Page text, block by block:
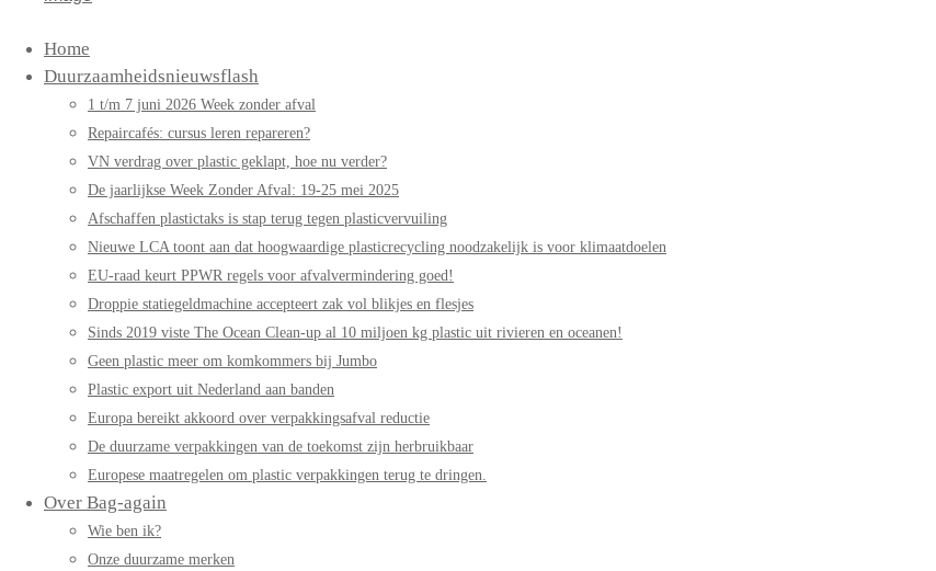
again
Primary
Menu
Home
Duurzaamheidsnieuwsflash
1 t/m 7 juni 2026 Week zonder afval
Repaircafés: cursus leren repareren?
VN verdrag over plastic geklapt, hoe nu verder?
De jaarlijkse Week Zonder Afval: 19-25 mei 2025
Afschaffen plastictaks is stap terug tegen plasticvervuiling
Nieuwe LCA toont aan dat hoogwaardige plasticrecycling noodzakelijk is voor klimaatdoelen
EU-raad keurt PPWR regels voor afvalvermindering goed!
Droppie statiegeldmachine accepteert zak vol blikjes en flesjes
Sinds 2019 viste The Ocean Clean-up al 10 miljoen kg plastic uit rivieren en oceanen!
Geen plastic meer om komkommers bij Jumbo
Plastic export uit Nederland aan banden
Europa bereikt akkoord over verpakkingsafval reductie
De duurzame verpakkingen van de toekomst zijn herbruikbaar
Europese maatregelen om plastic verpakkingen terug te dringen.
Over Bag-again
Wie ben ik?
Onze duurzame merken